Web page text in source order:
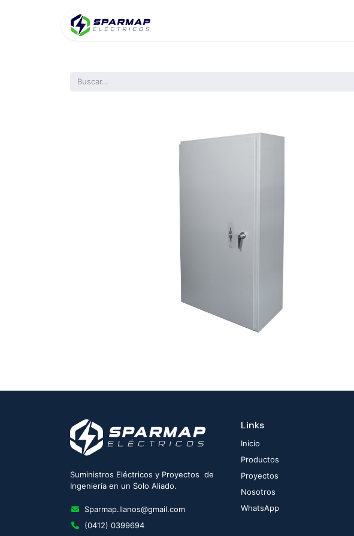
Suministros Eléctricos y Proyectos de
Ingeniería en un Solo Aliado.
Sparmap.llanos@gmail.com
(0412) 0399694
Links
Inicio
Productos
Proyectos
Nosotros
WhatsApp